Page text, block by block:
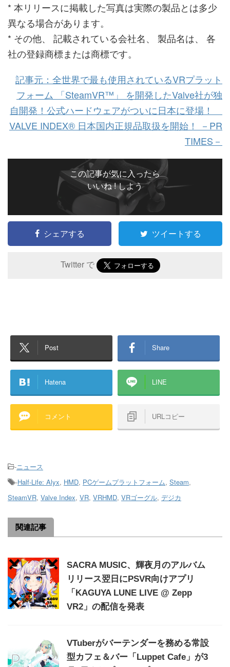
* 本リリースに掲載した写真は実際の製品とは多少
異なる場合があります。
* その他、 記載されている会社名、 製品名は、 各
社の登録商標または商標です。
記事元：全世界で最も使用されているVRプラット
フォーム 「SteamVR™」 を開発したValve社が独
自開発！公式ハードウェアがついに日本に登場！
VALVE INDEX® 日本国内正規品取扱を開始！ －PR
TIMES－
この記事が気に入ったら
いいね ! しよう
シェアする ツイートする
Twitter で
Post Share
Hatena LINE
コメント URLコピー
-ニュース
-Half-Life: Alyx, HMD, PCゲームプラットフォーム, Steam,
SteamVR, Valve Index, VR, VRHMD, VRゴーグル, デジカ
関連記事
SACRA MUSIC、輝夜月のアルバム
リリース翌日にPSVR向けアプリ
「KAGUYA LUNE LIVE @ Zepp
VR2」の配信を発表
VTuberがバーテンダーを務める常設
型カフェ＆バー「Luppet Cafe」が3